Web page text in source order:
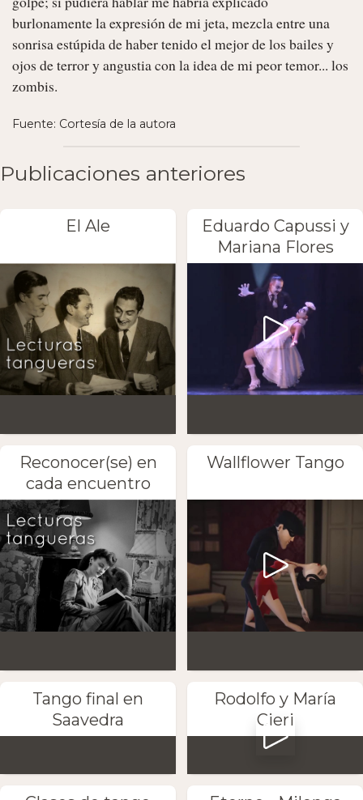
burlonamente la expresión de mi jeta, mezcla entre una
sonrisa estúpida de haber tenido el mejor de los bailes y
ojos de terror y angustia con la idea de mi peor temor... los
zombis.
Fuente: Cortesía de la autora
Publicaciones anteriores
El Ale
Eduardo Capussi y
Mariana Flores
Reconocer(se) en
cada encuentro
Wallflower Tango
Tango final en
Saavedra
Rodolfo y María
Cieri